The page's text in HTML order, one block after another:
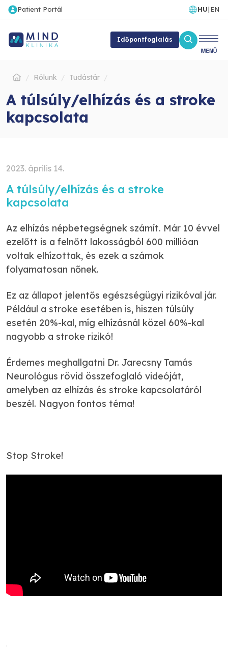
Patient Portál HU|EN
Időpontfoglalás
Rólunk Tudástár
A túlsúly/elhízás és a stroke
kapcsolata
2023. április 14.
A túlsúly/elhízás és a stroke
kapcsolata
Az elhízás népbetegségnek számít. Már 10 évvel
ezelőtt is a felnőtt lakosságból 600 millióan
voltak elhízottak, és ezek a számok
folyamatosan nőnek.
Ez az állapot jelentős egészségügyi rizikóval jár.
Például a stroke esetében is, hiszen túlsúly
esetén 20%-kal, míg elhízásnál közel 60%-kal
nagyobb a stroke rizikó!
Érdemes meghallgatni Dr. Jarecsny Tamás
Neurológus rövid összefoglaló videóját,
amelyben az elhízás és stroke kapcsolatáról
beszél. Nagyon fontos téma!
Stop Stroke!